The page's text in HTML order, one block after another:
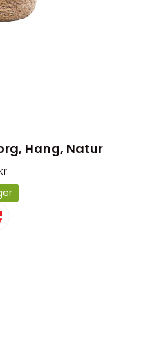
Hang, Natur
kr